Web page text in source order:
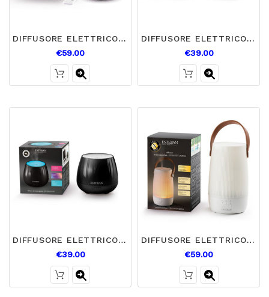
DIFFUSORE ELETTRICO PROFUMO BAMBOO E LUMIERE
€59.00
DIFFUSORE ELETTRICO PROFUMO EASY POP BIANCO
€39.00
DIFFUSORE ELETTRICO PROFUMO EASY POP NERO
€39.00
DIFFUSORE ELETTRICO PROFUMO PETIT LAMPION
€59.00